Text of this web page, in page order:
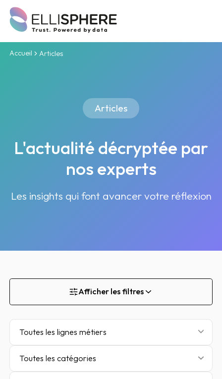
Accueil Articles
Articles
L'actualité décryptée par
nos experts
Les insights qui font avancer votre réflexion
Afficher les filtres
Toutes les lignes métiers
Toutes les catégories